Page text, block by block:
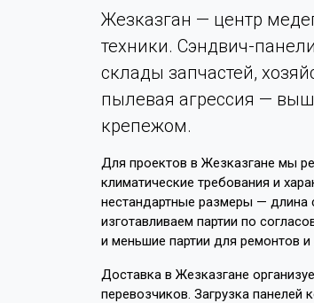
Жезказган — центр
техники. Сэндвич-
склады запчастей,
пылевая агрессия —
крепежом.
Для проектов в Жезказгане мы
климатические требования и
нестандартные размеры —
изготавливаем партии по
и меньшие партии для ремонтов и
Доставка в Жезказгане
перевозчиков. Загрузка панелей